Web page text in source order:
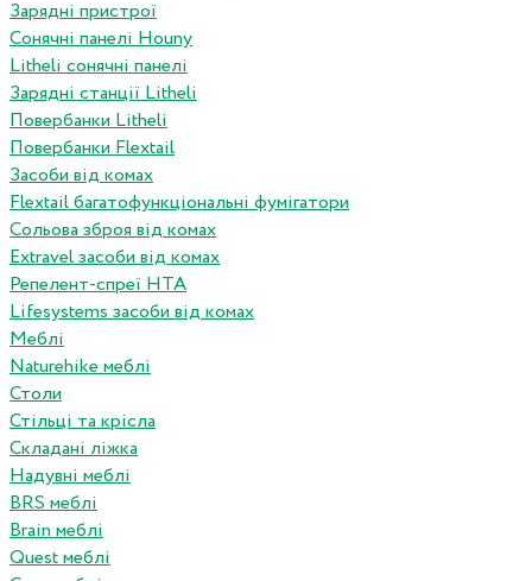
Зарядні пристрої
Сонячні панелі Houny
Litheli сонячні панелі
Зарядні станції Litheli
Повербанки Litheli
Повербанки Flextail
Засоби від комах
Flextail багатофункціональні фумігатори
Сольова зброя від комах
Extravel засоби від комах
Репелент-спреї HTA
Lifesystems засоби від комах
Меблі
Naturehike меблі
Столи
Стільці та крісла
Складані ліжка
Надувні меблі
BRS меблі
Brain меблі
Quest меблі